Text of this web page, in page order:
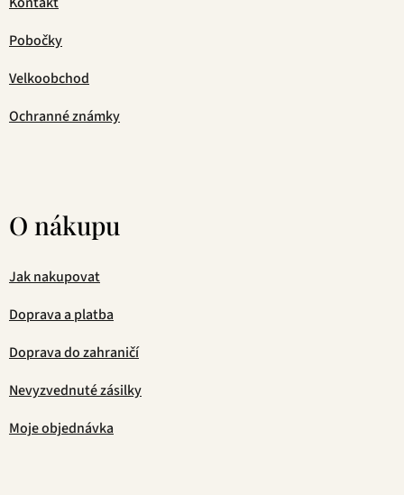
Pobočky
Velkoobchod
Ochranné známky
O nákupu
Jak nakupovat
Doprava a platba
Doprava do zahraničí
Nevyzvednuté zásilky
Moje objednávka